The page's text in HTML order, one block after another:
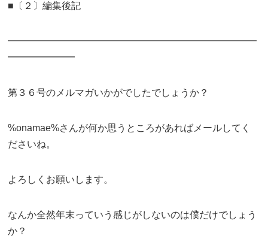
■〔２〕編集後記
━━━━━━━━━━━━━━━━━━━━━━━━━━
━━━━━━━
第３６号のメルマガいかがでしたでしょうか？
%onamae%さんが何か思うところがあればメールしてく
ださいね。
よろしくお願いします。
なんか全然年末っていう感じがしないのは僕だけでしょう
か？